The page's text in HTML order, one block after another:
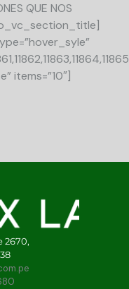
QUE NOS
items=”10″]
2670,